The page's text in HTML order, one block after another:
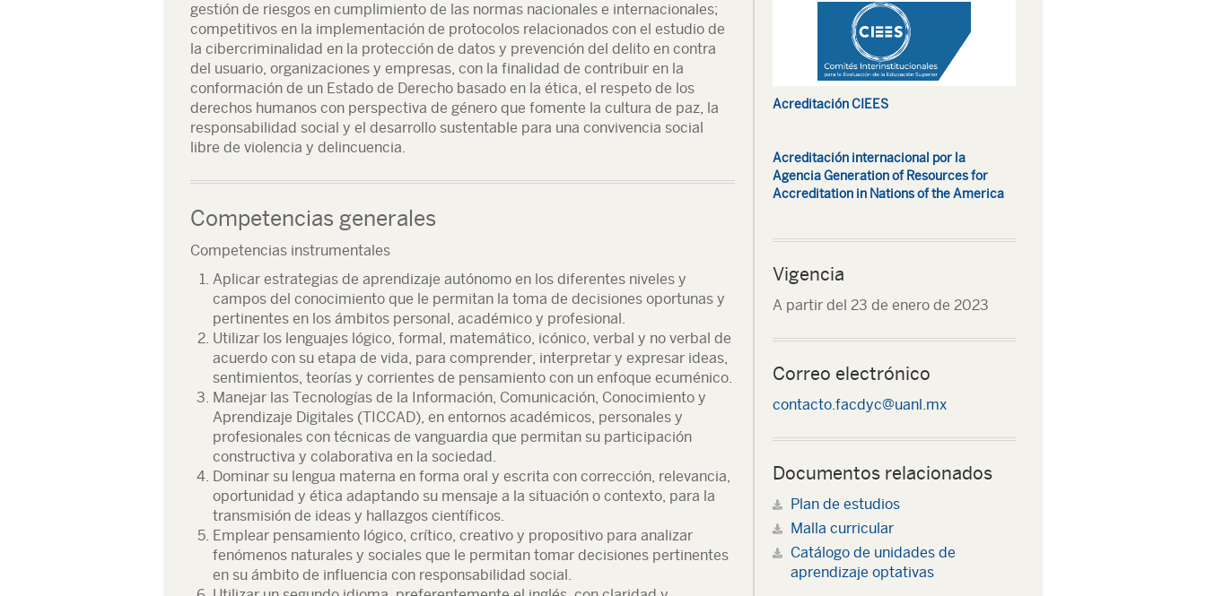
gestión de riesgos en cumplimiento de las normas nacionales e internacionales;
competitivos en la implementación de protocolos relacionados con el estudio de
la cibercriminalidad en la protección de datos y prevención del delito en contra
del usuario, organizaciones y empresas, con la finalidad de contribuir en la
conformación de un Estado de Derecho basado en la ética, el respeto de los
derechos humanos con perspectiva de género que fomente la cultura de paz, la
responsabilidad social y el desarrollo sustentable para una convivencia social
libre de violencia y delincuencia.
Competencias generales
Competencias instrumentales
Aplicar estrategias de aprendizaje autónomo en los diferentes niveles y
campos del conocimiento que le permitan la toma de decisiones oportunas y
pertinentes en los ámbitos personal, académico y profesional.
Utilizar los lenguajes lógico, formal, matemático, icónico, verbal y no verbal de
acuerdo con su etapa de vida, para comprender, interpretar y expresar ideas,
sentimientos, teorías y corrientes de pensamiento con un enfoque ecuménico.
Manejar las Tecnologías de la Información, Comunicación, Conocimiento y
Aprendizaje Digitales (TICCAD), en entornos académicos, personales y
profesionales con técnicas de vanguardia que permitan su participación
constructiva y colaborativa en la sociedad.
Dominar su lengua materna en forma oral y escrita con corrección, relevancia,
oportunidad y ética adaptando su mensaje a la situación o contexto, para la
transmisión de ideas y hallazgos científicos.
Emplear pensamiento lógico, crítico, creativo y propositivo para analizar
fenómenos naturales y sociales que le permitan tomar decisiones pertinentes
en su ámbito de influencia con responsabilidad social.
Acreditación CIEES
Acreditación internacional por la
Agencia Generation of Resources for
Accreditation in Nations of the America
Vigencia
A partir del 23 de enero de 2023
Correo electrónico
contacto.facdyc@uanl.mx
Documentos relacionados
Plan de estudios
Malla curricular
Catálogo de unidades de
aprendizaje optativas